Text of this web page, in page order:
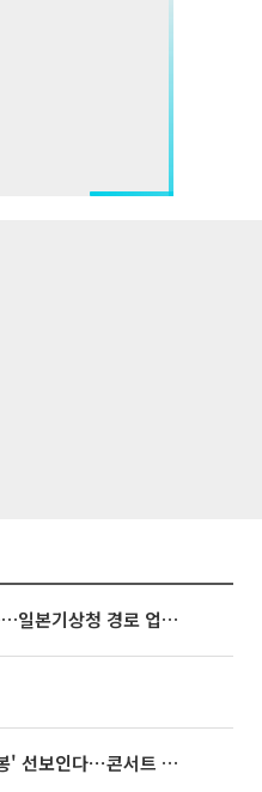
태풍 '돌핀' 오키나와 접근…일본기상청 경로 업데이트
빅뱅, 20주년 기념 '새 뱅봉' 선보인다⋯콘서트 앞두고 팝업 개최